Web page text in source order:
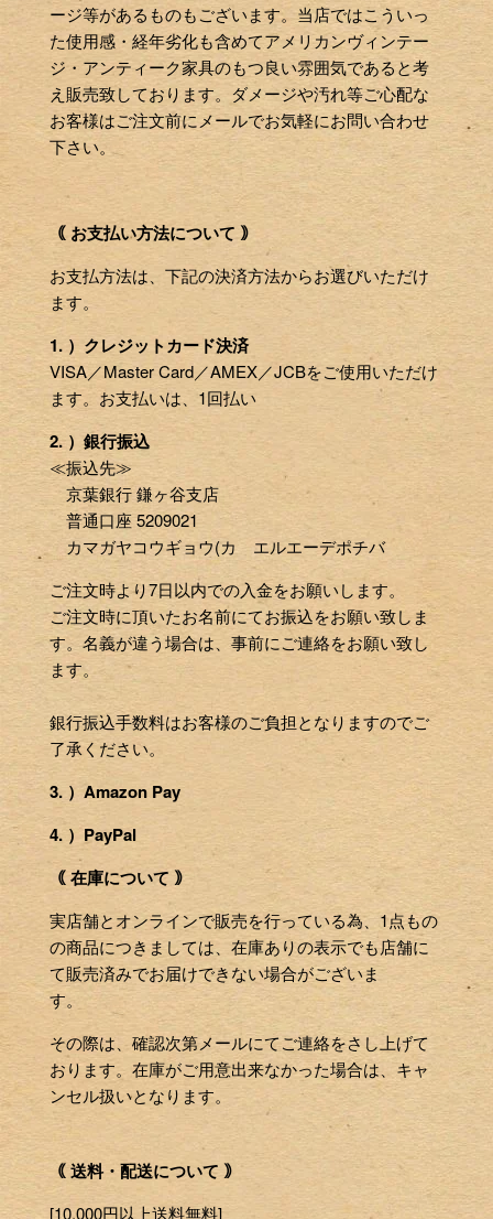
ージ等があるものもございます。当店ではこういっ
た使用感・経年劣化も含めてアメリカンヴィンテー
ジ・アンティーク家具のもつ良い雰囲気であると考
え販売致しております。ダメージや汚れ等ご心配な
お客様はご注文前にメールでお気軽にお問い合わせ
下さい。
｟ お支払い方法について ｠
お支払方法は、下記の決済方法からお選びいただけ
ます。
1. ）クレジットカード決済
VISA／Master Card／AMEX／JCBをご使用いただけ
ます。お支払いは、1回払い
2. ）銀行振込
≪振込先≫
京葉銀行 鎌ヶ谷支店
普通口座 5209021
カマガヤコウギョウ(カ エルエーデポチバ
ご注文時より7日以内での入金をお願いします。
ご注文時に頂いたお名前にてお振込をお願い致しま
す。名義が違う場合は、事前にご連絡をお願い致し
ます。
銀行振込手数料はお客様のご負担となりますのでご
了承ください。
3. ）Amazon Pay
4. ）PayPal
｟ 在庫について ｠
実店舗とオンラインで販売を行っている為、1点もの
の商品につきましては、在庫ありの表示でも店舗に
て販売済みでお届けできない場合がございま
す。
その際は、確認次第メールにてご連絡をさし上げて
おります。在庫がご用意出来なかった場合は、キャ
ンセル扱いとなります。
｟ 送料・配送について ｠
[10,000円以上送料無料]